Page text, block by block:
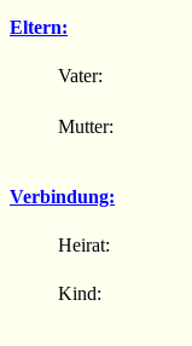
Eltern:
Vater:
Mutter:
Verbindung:
Heirat:
Kind: